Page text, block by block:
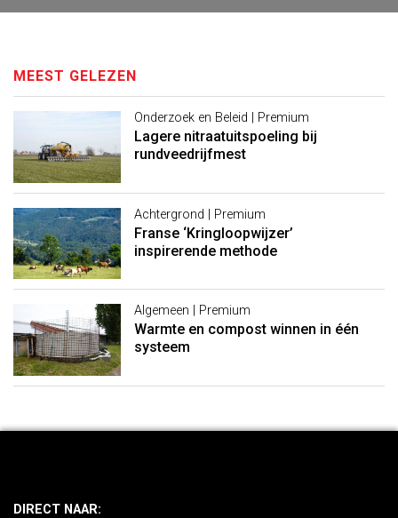
MEEST GELEZEN
Onderzoek en Beleid | Premium
Lagere nitraatuitspoeling bij
rundveedrijfmest
Achtergrond | Premium
Franse ‘Kringloopwijzer’
inspirerende methode
Algemeen | Premium
Warmte en compost winnen in één
systeem
DIRECT NAAR: